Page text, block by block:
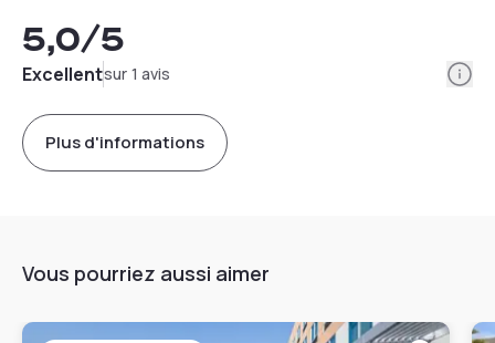
5,0/5
Excellentsur 1 avis
Plus d'informations
Vous pourriez aussi aimer